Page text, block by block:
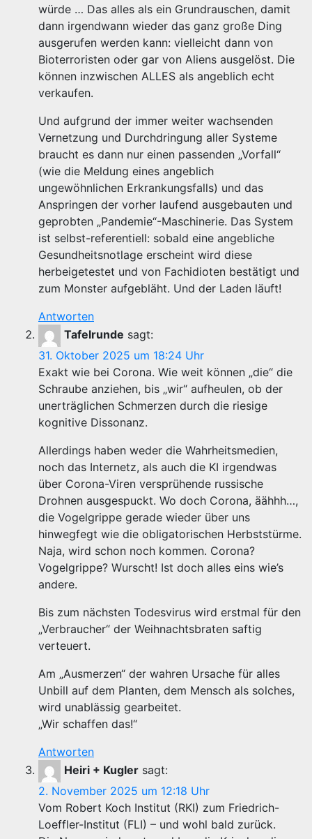
würde … Das alles als ein Grundrauschen, damit
dann irgendwann wieder das ganz große Ding
ausgerufen werden kann: vielleicht dann von
Bioterroristen oder gar von Aliens ausgelöst. Die
können inzwischen ALLES als angeblich echt
verkaufen.
Und aufgrund der immer weiter wachsenden
Vernetzung und Durchdringung aller Systeme
braucht es dann nur einen passenden „Vorfall“
(wie die Meldung eines angeblich
ungewöhnlichen Erkrankungsfalls) und das
Anspringen der vorher laufend ausgebauten und
geprobten „Pandemie“-Maschinerie. Das System
ist selbst-referentiell: sobald eine angebliche
Gesundheitsnotlage erscheint wird diese
herbeigetestet und von Fachidioten bestätigt und
zum Monster aufgebläht. Und der Laden läuft!
Antworten
Tafelrunde sagt:
31. Oktober 2025 um 18:24 Uhr
Exakt wie bei Corona. Wie weit können „die“ die
Schraube anziehen, bis „wir“ aufheulen, ob der
unerträglichen Schmerzen durch die riesige
kognitive Dissonanz.
Allerdings haben weder die Wahrheitsmedien,
noch das Internetz, als auch die KI irgendwas
über Corona-Viren versprühende russische
Drohnen ausgespuckt. Wo doch Corona, äähhh…,
die Vogelgrippe gerade wieder über uns
hinwegfegt wie die obligatorischen Herbststürme.
Naja, wird schon noch kommen. Corona?
Vogelgrippe? Wurscht! Ist doch alles eins wie’s
andere.
Bis zum nächsten Todesvirus wird erstmal für den
„Verbraucher“ der Weihnachtsbraten saftig
verteuert.
Am „Ausmerzen“ der wahren Ursache für alles
Unbill auf dem Planten, dem Mensch als solches,
wird unablässig gearbeitet.
„Wir schaffen das!“
Antworten
Heiri + Kugler sagt:
2. November 2025 um 12:18 Uhr
Vom Robert Koch Institut (RKI) zum Friedrich-
Loeffler-Institut (FLI) – und wohl bald zurück.